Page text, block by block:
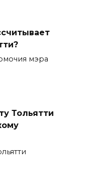
мэра
Тольятти